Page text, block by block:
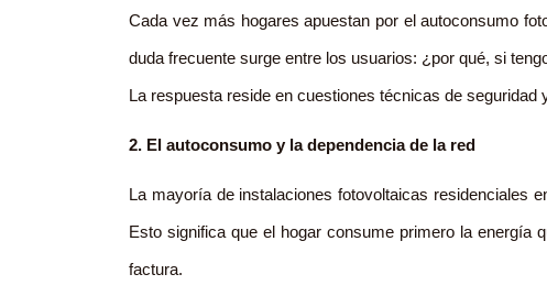
Cada vez más hogares apuestan por el autoconsumo
duda frecuente surge entre los usuarios: ¿por qué, si
La respuesta reside en cuestiones técnicas de
2. El autoconsumo y la dependencia de la red
La mayoría de instalaciones fotovoltaicas residenciales
Esto significa que el hogar consume primero la energía
factura.